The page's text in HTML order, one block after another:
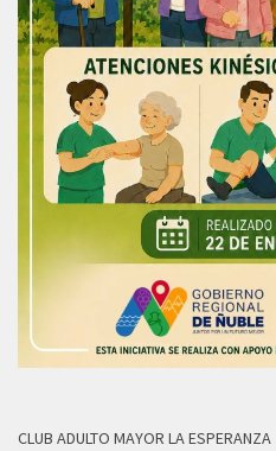
CLUB ADULTO MAYOR LA ESPERANZA